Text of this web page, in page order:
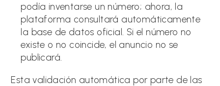
podía inventarse un número; ahora, la
plataforma consultará automáticamente
la base de datos oficial. Si el número no
existe o no coincide, el anuncio no se
publicará.
Esta validación automática por parte de las